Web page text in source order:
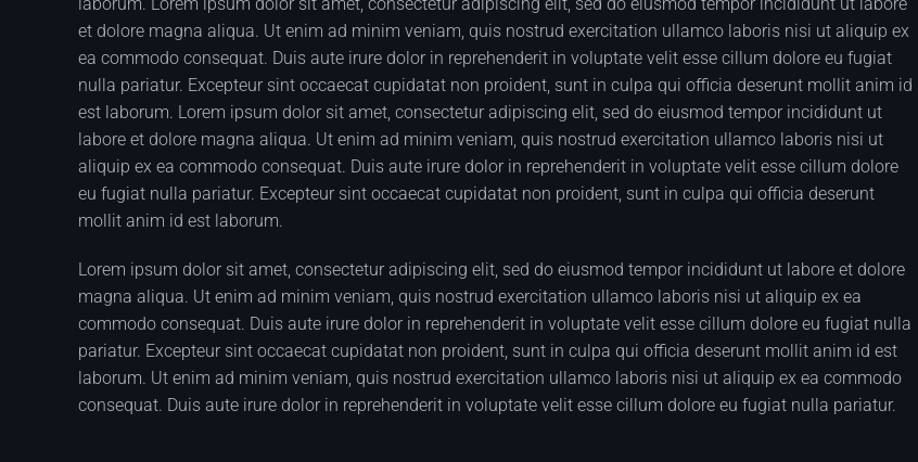
et dolore magna aliqua. Ut enim ad minim veniam, quis nostrud exercitation ullamco laboris nisi ut aliquip ex
ea commodo consequat. Duis aute irure dolor in reprehenderit in voluptate velit esse cillum dolore eu fugiat
nulla pariatur. Excepteur sint occaecat cupidatat non proident, sunt in culpa qui officia deserunt mollit anim id
est laborum. Lorem ipsum dolor sit amet, consectetur adipiscing elit, sed do eiusmod tempor incididunt ut
labore et dolore magna aliqua. Ut enim ad minim veniam, quis nostrud exercitation ullamco laboris nisi ut
aliquip ex ea commodo consequat. Duis aute irure dolor in reprehenderit in voluptate velit esse cillum dolore
eu fugiat nulla pariatur. Excepteur sint occaecat cupidatat non proident, sunt in culpa qui officia deserunt
mollit anim id est laborum.
Lorem ipsum dolor sit amet, consectetur adipiscing elit, sed do eiusmod tempor incididunt ut labore et dolore
magna aliqua. Ut enim ad minim veniam, quis nostrud exercitation ullamco laboris nisi ut aliquip ex ea
commodo consequat. Duis aute irure dolor in reprehenderit in voluptate velit esse cillum dolore eu fugiat nulla
pariatur. Excepteur sint occaecat cupidatat non proident, sunt in culpa qui officia deserunt mollit anim id est
laborum. Ut enim ad minim veniam, quis nostrud exercitation ullamco laboris nisi ut aliquip ex ea commodo
consequat. Duis aute irure dolor in reprehenderit in voluptate velit esse cillum dolore eu fugiat nulla pariatur.